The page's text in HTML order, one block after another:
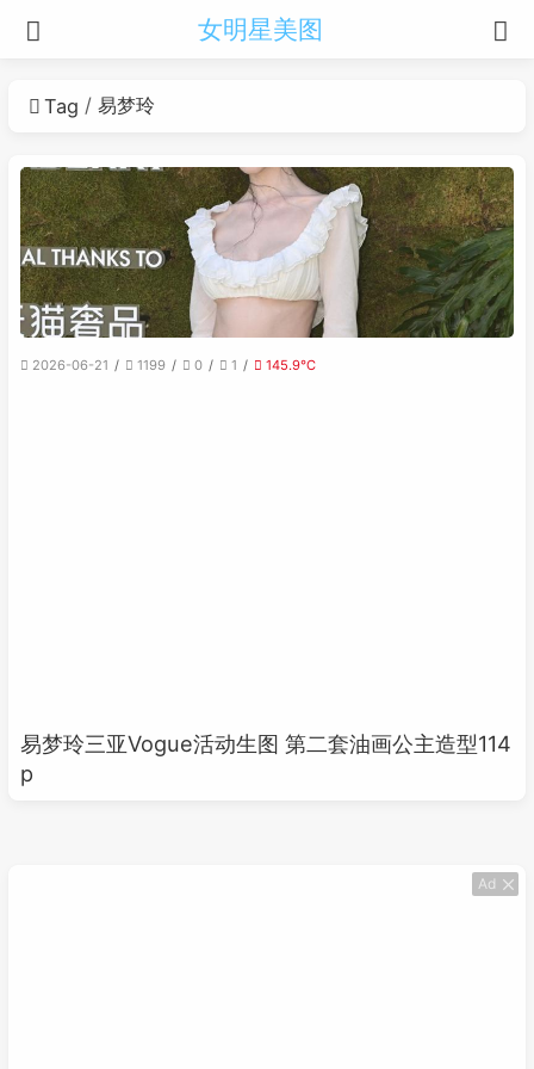
女明星美图
Tag 易梦玲
2026-06-21 1199 0 1 145.9℃
易梦玲三亚Vogue活动生图 第二套油画公主造型114
p
Ad